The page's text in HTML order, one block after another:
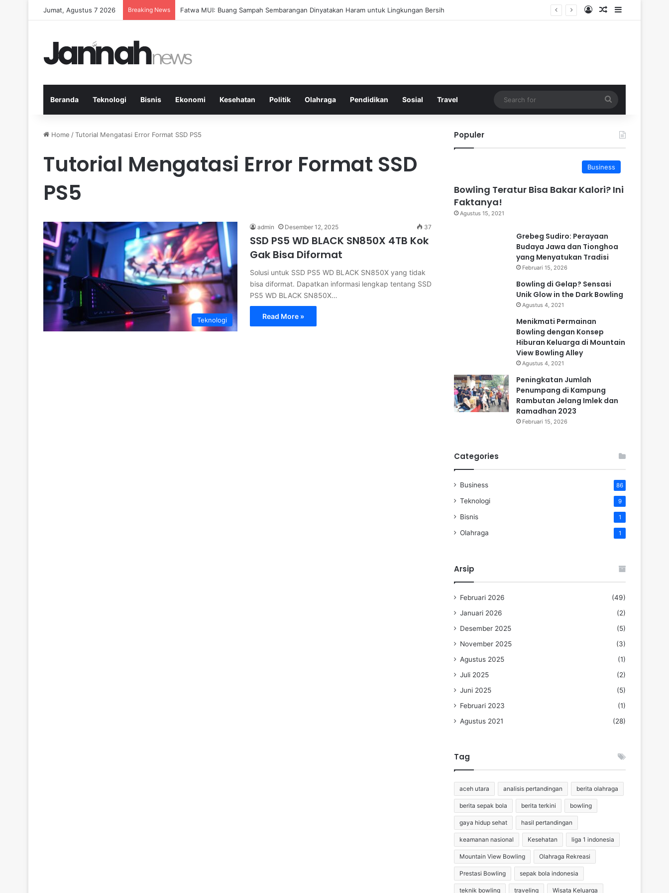
Jumat, Agustus 7 2026 Breaking News Pep Guardiola Bergembira Memiliki John Stones Kembali di Timnya Log InRandom Article
Sidebar
Beranda Teknologi Bisnis Ekonomi Kesehatan Politik Olahraga Pendidikan Sosial Travel
for
Home /Tutorial Mengatasi Error Format SSD PS5
Tutorial Mengatasi Error Format SSD
PS5
Teknologi
admin Desember 12, 2025 37
SSD PS5 WD BLACK SN850X 4TB Kok
Gak Bisa Diformat
Solusi untuk SSD PS5 WD BLACK SN850X yang tidak
bisa diformat. Dapatkan informasi lengkap tentang SSD
PS5 WD BLACK SN850X…
Read More »
Populer
Business
Bowling Teratur Bisa Bakar Kalori? Ini
Faktanya!
Agustus 15, 2021
Grebeg Sudiro: Perayaan
Budaya Jawa dan Tionghoa
yang Menyatukan Tradisi
Februari 15, 2026
Bowling di Gelap? Sensasi
Unik Glow in the Dark Bowling
Agustus 4, 2021
Menikmati Permainan
Bowling dengan Konsep
Hiburan Keluarga di Mountain
View Bowling Alley
Agustus 4, 2021
Peningkatan Jumlah
Penumpang di Kampung
Rambutan Jelang Imlek dan
Ramadhan 2023
Februari 15, 2026
Categories
Business 86
Teknologi 9
Bisnis 1
Olahraga 1
Arsip
Februari 2026
(49)
Januari 2026
(2)
Desember 2025
(5)
November 2025
(3)
Agustus 2025
(1)
Juli 2025
(2)
Juni 2025
(5)
Februari 2023
(1)
Agustus 2021
(28)
Tag
aceh utara analisis pertandingan berita olahraga
berita sepak bola berita terkini bowling
gaya hidup sehat hasil pertandingan
keamanan nasional Kesehatan liga 1 indonesia
Mountain View Bowling Olahraga Rekreasi
Prestasi Bowling sepak bola indonesia
teknik bowling traveling Wisata Keluarga